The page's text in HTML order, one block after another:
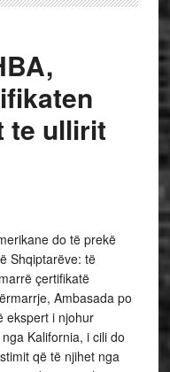
te ullirit
do të prekë
Shqiptarëve: të
çertifikatë
Ambasada po
ekspert i njohur
Kalifornia, i cili do
që të njihet nga